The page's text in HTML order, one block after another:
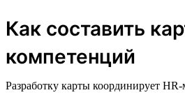
Как составить
компетенций
Разработку карты координирует